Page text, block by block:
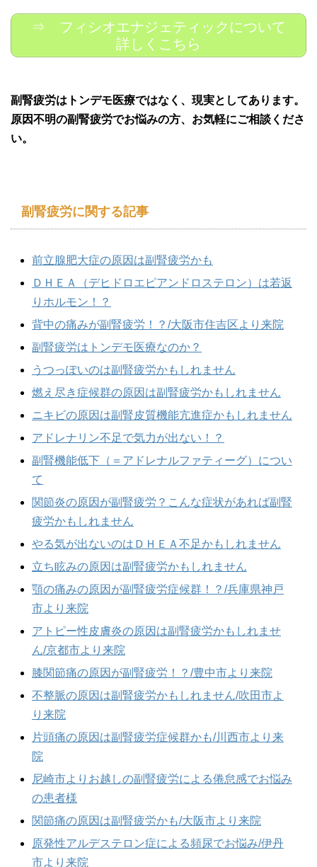
⇒ フィシオエナジェティックについて
詳しくこちら
副腎疲労はトンデモ医療ではなく、現実としてあります。
原因不明の副腎疲労でお悩みの方、お気軽にご相談くださ
い。
副腎疲労に関する記事
前立腺肥大症の原因は副腎疲労かも
ＤＨＥＡ（デヒドロエピアンドロステロン）は若返
りホルモン！？
背中の痛みが副腎疲労！？/大阪市住吉区より来院
副腎疲労はトンデモ医療なのか？
うつっぽいのは副腎疲労かもしれません
燃え尽き症候群の原因は副腎疲労かもしれません
ニキビの原因は副腎皮質機能亢進症かもしれません
アドレナリン不足で気力が出ない！？
副腎機能低下（＝アドレナルファティーグ）につい
て
関節炎の原因が副腎疲労？こんな症状があれば副腎
疲労かもしれません
やる気が出ないのはＤＨＥＡ不足かもしれません
立ち眩みの原因は副腎疲労かもしれません
顎の痛みの原因が副腎疲労症候群！？/兵庫県神戸
市より来院
アトピー性皮膚炎の原因は副腎疲労かもしれませ
ん/京都市より来院
膝関節痛の原因が副腎疲労！？/豊中市より来院
不整脈の原因は副腎疲労かもしれません/吹田市よ
り来院
片頭痛の原因は副腎疲労症候群かも/川西市より来
院
尼崎市よりお越しの副腎疲労による倦怠感でお悩み
の患者様
関節痛の原因は副腎疲労かも/大阪市より来院
原発性アルデステロン症による頻尿でお悩み/伊丹
市より来院